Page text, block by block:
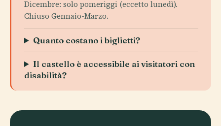
Dicembre: solo pomeriggi (eccetto lunedì).
Chiuso Gennaio-Marzo.
Quanto costano i biglietti?
Il castello è accessibile ai visitatori con
disabilità?